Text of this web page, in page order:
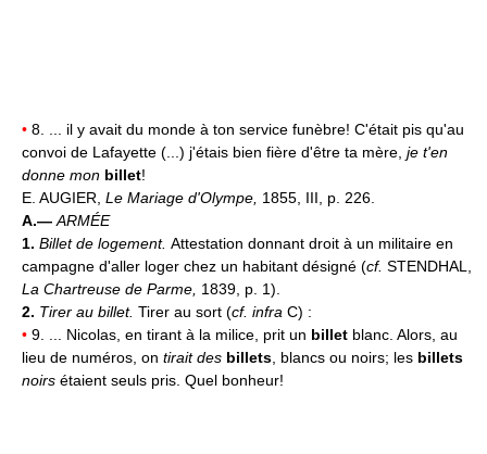
• 8. ... il y avait du monde à ton service funèbre! C'était pis qu'au
convoi de Lafayette (...) j'étais bien fière d'être ta mère, je t'en
donne mon billet!
E. AUGIER, Le Mariage d'Olympe, 1855, III, p. 226.
A.— ARMÉE
1. Billet de logement. Attestation donnant droit à un militaire en
campagne d'aller loger chez un habitant désigné (cf. STENDHAL,
La Chartreuse de Parme, 1839, p. 1).
2. Tirer au billet. Tirer au sort (cf. infra C) :
• 9. ... Nicolas, en tirant à la milice, prit un billet blanc. Alors, au
lieu de numéros, on tirait des billets , blancs ou noirs; les billets
noirs étaient seuls pris. Quel bonheur!